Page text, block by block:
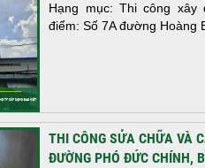
Hạng mục: Thi công
điểm: Số 7A đường Hoàng
THI CÔNG SỬA CHỮA VÀ
ĐƯỜNG PHÓ ĐỨC CHÍNH,